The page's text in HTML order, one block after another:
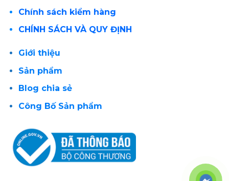
Chính sách kiểm hàng
CHÍNH SÁCH VÀ QUY ĐỊNH
Giới thiệu
Sản phẩm
Blog chia sẻ
Công Bố Sản phẩm